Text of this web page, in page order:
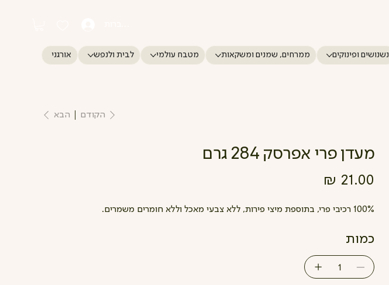
נשנושים ופינוקים ממרחים, שמנים ומשקאות מטבח עולמי לבית ולנפש אורגני
הקודם הבא
מעדן פרי אפרסק 284 גרם
100% רכיבי פרי, בתוספת מיצי פירות, ללא צבעי מאכל וללא חומרים משמרים.
כמות